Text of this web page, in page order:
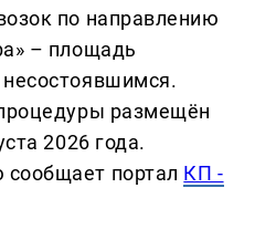
по направлению
– площадь
размещён
2026 года.
портал КП -